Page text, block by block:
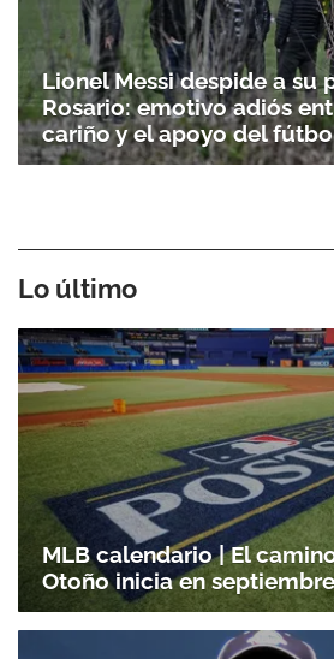
Lionel Messi despide a su
Rosario: emotivo adiós
cariño y el apoyo del
Lo último
MLB calendario | El
Otoño inicia en septiembre